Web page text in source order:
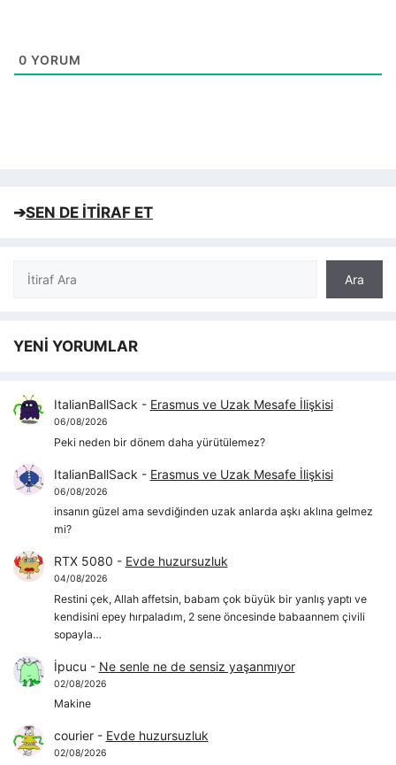
0 YORUM
➔SEN DE İTİRAF ET
Ara
Ara
YENİ YORUMLAR
ItalianBallSack - Erasmus ve Uzak Mesafe İlişkisi
06/08/2026
Peki neden bir dönem daha yürütülemez?
ItalianBallSack - Erasmus ve Uzak Mesafe İlişkisi
06/08/2026
insanın güzel ama sevdiğinden uzak anlarda aşkı aklına gelmez
mi?
RTX 5080 - Evde huzursuzluk
04/08/2026
Restini çek, Allah affetsin, babam çok büyük bir yanlış yaptı ve
kendisini epey hırpaladım, 2 sene öncesinde babaannem çivili
sopayla…
İpucu - Ne senle ne de sensiz yaşanmıyor
02/08/2026
Makine
courier- Evde huzursuzluk
02/08/2026